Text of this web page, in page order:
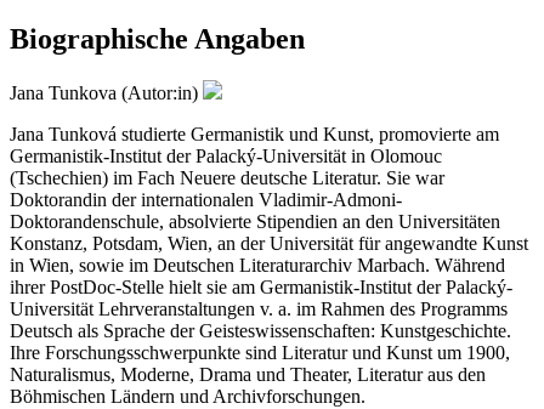
Biographische Angaben
Jana Tunkova (Autor:in)
Jana Tunková studierte Germanistik und Kunst, promovierte am
Germanistik-Institut der Palacký-Universität in Olomouc
(Tschechien) im Fach Neuere deutsche Literatur. Sie war
Doktorandin der internationalen Vladimir-Admoni-
Doktorandenschule, absolvierte Stipendien an den Universitäten
Konstanz, Potsdam, Wien, an der Universität für angewandte Kunst
in Wien, sowie im Deutschen Literaturarchiv Marbach. Während
ihrer PostDoc-Stelle hielt sie am Germanistik-Institut der Palacký-
Universität Lehrveranstaltungen v. a. im Rahmen des Programms
Deutsch als Sprache der Geisteswissenschaften: Kunstgeschichte.
Ihre Forschungsschwerpunkte sind Literatur und Kunst um 1900,
Naturalismus, Moderne, Drama und Theater, Literatur aus den
Böhmischen Ländern und Archivforschungen.